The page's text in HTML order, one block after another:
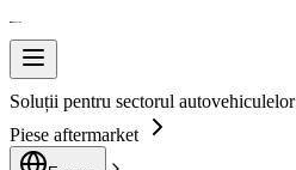
Soluții pentru sectorul autovehiculelor
Piese aftermarket